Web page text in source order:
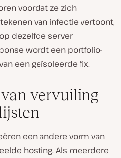
voordat ze zich
van infectie vertoont,
dezelfde server
wordt een portfolio-
een geïsoleerde fix.
vervuiling
een andere vorm van
hosting. Als meerdere